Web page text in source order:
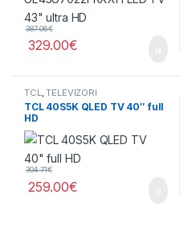
387.06€
329.00€
TCL ,TELEVIZORI
TCL 40S5K QLED TV 40″ full
HD
304.71€
259.00€